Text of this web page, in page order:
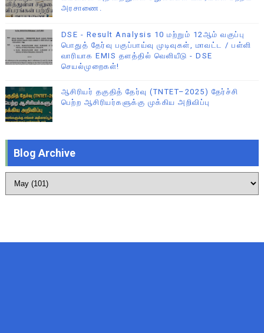
அரசாணை.
DSE - Result Analysis 10 மற்றும் 12ஆம் வகுப்பு
பொதுத் தேர்வு பகுப்பாய்வு முடிவுகள், மாவட்ட / பள்ளி
வாரியாக EMIS தளத்தில் வெளியீடு - DSE
செயல்முறைகள்!
ஆசிரியர் தகுதித் தேர்வு (TNTET–2025) தேர்ச்சி
பெற்ற ஆசிரியர்களுக்கு முக்கிய அறிவிப்பு
Blog Archive